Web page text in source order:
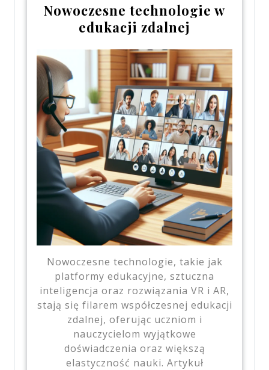
Nowoczesne technologie w
edukacji zdalnej
Nowoczesne technologie, takie jak
platformy edukacyjne, sztuczna
inteligencja oraz rozwiązania VR i AR,
stają się filarem współczesnej edukacji
zdalnej, oferując uczniom i
nauczycielom wyjątkowe
doświadczenia oraz większą
elastyczność nauki. Artykuł